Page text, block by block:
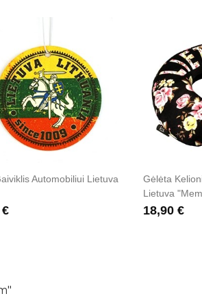
Automobiliui Lietuva
Gėlėta
Lietuva
18,90 €